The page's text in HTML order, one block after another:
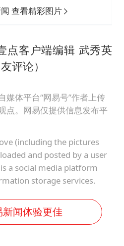
查看精彩图片
点客户端编辑 武秀英
评论）
媒体平台“网易号”作者上传
点。网易仅提供信息发布平
(including the pictures
and posted by a user
a social media platform
storage services.
闻体验更佳